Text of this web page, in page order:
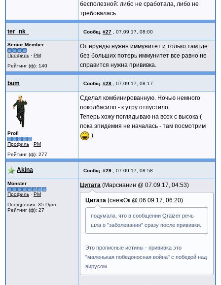
бесполезной: либо не сработала, либо не
требовалась.
ter_nk_ Сообщ. #27 07.09.17, 08:00
Senior Member
Профиль · PM
Рейтинг (ф): 140
От ерунды нужен иммунитет и только там где
без больших потерь иммунитет все равно не
справится нужна прививка.
bum Сообщ. #28 07.09.17, 08:17
Profi
Профиль · PM
Рейтинг (ф): 277
Сделал комбинированную. Ночью немного
поколбасило - к утру отпустило.
Теперь хожу поглядываю на всех с высока (
пока эпидемия не началась - там посмотрим
)
Akina Сообщ. #29 07.09.17, 08:58
Monster
Профиль · PM
Поощрения: 35 Dgm
Рейтинг (ф): 27
Цитата Марсианин @ 07.09.17, 04:53
Цитата снежОк @ 06.09.17, 06:20
подумала, что в сообщении Qraizer речь
шла о "заболевании" сразу после прививки.
Это прописные истины - прививка это
"маленькая победоносная война" с победой над
вирусом